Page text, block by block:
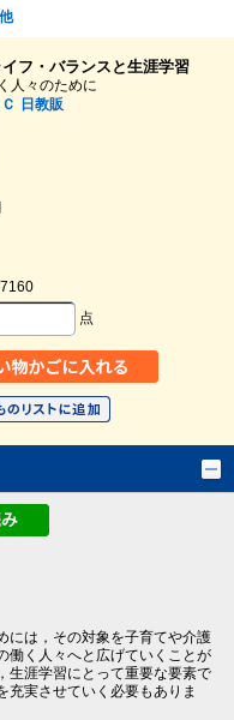
フ・バランスと生涯学習
人々のために
日教販
点
には，その対象を子育てや介護
働く人々へと広げていくことが
生涯学習にとって重要な要素で
充実させていく必要もありま